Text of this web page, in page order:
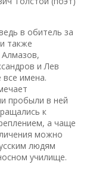
в обитель за
также
и Лев
имена.
пробыли в ней
к
а чаще
можно
людям
училище.